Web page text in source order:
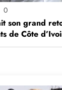
0
son grand
de Côte